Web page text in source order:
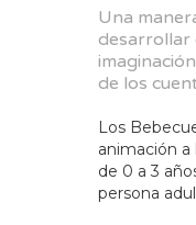
Una
desarrollar
de los
Los
animación a
de 0 a 3
persona